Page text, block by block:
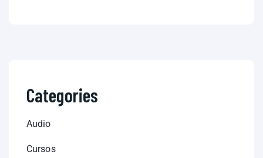
Categories
Audio
Cursos